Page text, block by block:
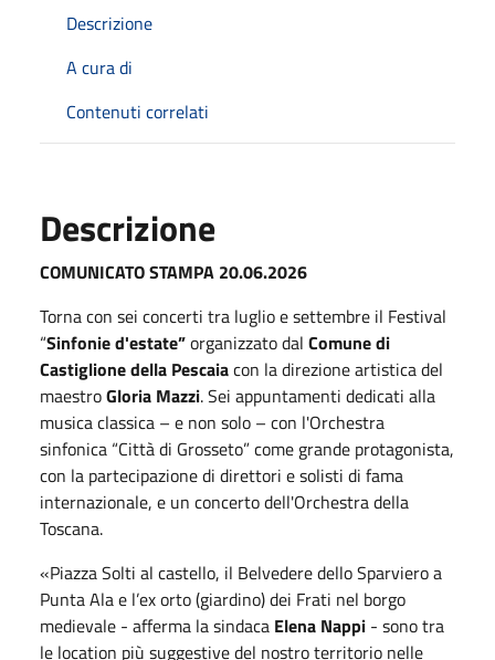
Descrizione
A cura di
Contenuti correlati
Descrizione
COMUNICATO STAMPA 20.06.2026
Torna con sei concerti tra luglio e settembre il Festival
“Sinfonie d'estate”organizzato dal Comune di
Castiglione della Pescaiacon la direzione artistica del
maestroGloria Mazzi. Sei appuntamenti dedicati alla
musica classica – e non solo – con l'Orchestra
sinfonica “Città di Grosseto” come grande protagonista,
con la partecipazione di direttori e solisti di fama
internazionale, e un concerto dell'Orchestra della
Toscana.
«Piazza Solti al castello, il Belvedere dello Sparviero a
Punta Ala e l’ex orto (giardino) dei Frati nel borgo
medievale - afferma la sindaca Elena Nappi - sono tra
le location più suggestive del nostro territorio nelle